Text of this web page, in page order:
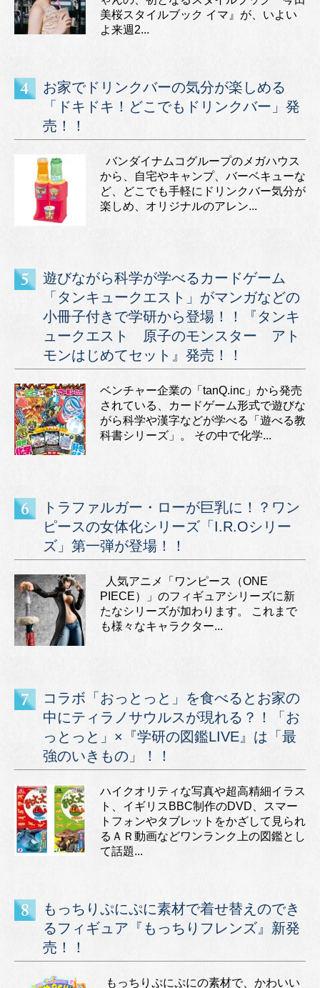
美桜スタイルブック イマ』が、いよい
よ来週2...
お家でドリンクバーの気分が楽しめる
「ドキドキ！どこでもドリンクバー」発
売！！
バンダイナムコグループのメガハウス
から、自宅やキャンプ、バーベキューな
ど、どこでも手軽にドリンクバー気分が
楽しめ、オリジナルのアレン...
遊びながら科学が学べるカードゲーム
「タンキュークエスト」がマンガなどの
小冊子付きで学研から登場！！『タンキ
ュークエスト 原子のモンスター アト
モンはじめてセット』発売！！
ベンチャー企業の「tanQ.inc」から発売
されている、カードゲーム形式で遊びな
がら科学や漢字などが学べる「遊べる教
科書シリーズ」。 その中で化学...
トラファルガー・ローが巨乳に！？ワン
ピースの女体化シリーズ「I.R.Oシリー
ズ」第一弾が登場！！
人気アニメ「ワンピース（ONE
PIECE）」のフィギュアシリーズに新
たなシリーズが加わります。 これまで
も様々なキャラクター...
コラボ「おっとっと」を食べるとお家の
中にティラノサウルスが現れる？！「お
っとっと」×『学研の図鑑LIVE』は「最
強のいきもの」！！
ハイクオリティな写真や超高精細イラス
ト、イギリスBBC制作のDVD、スマー
トフォンやタブレットをかざして見られ
るＡＲ動画などワンランク上の図鑑とし
て話題...
もっちりぷにぷに素材で着せ替えのでき
るフィギュア『もっちりフレンズ』新発
売！！
もっちりぷにぷにの素材で、かわいい